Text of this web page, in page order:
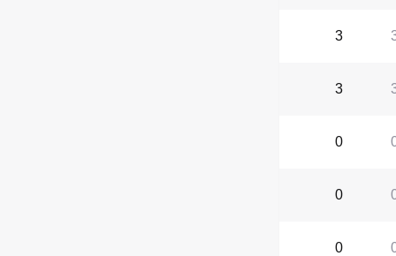
3
3
0
0
0